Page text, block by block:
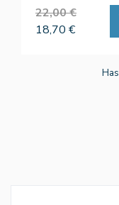
22,00 €
18,70 €